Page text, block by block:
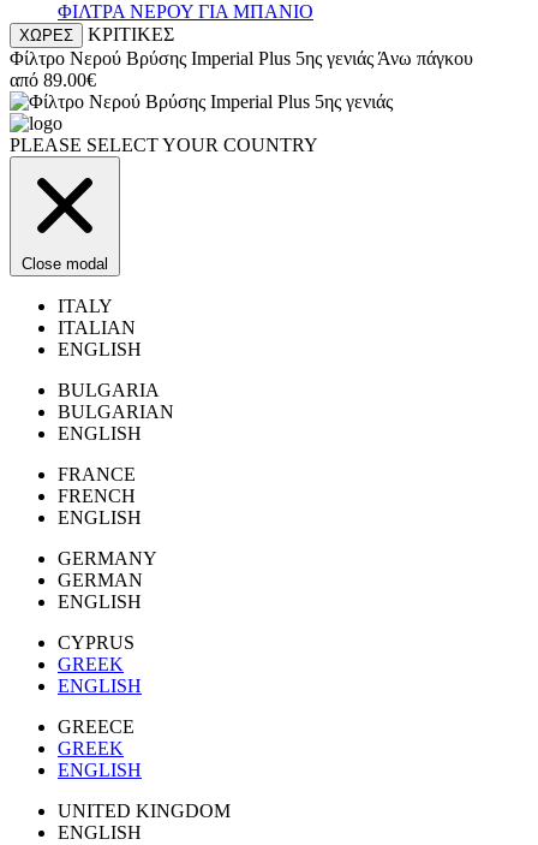
ΦΙΛΤΡΑ ΝΕΡΟΥ ΓΙΑ ΜΠΑΝΙΟ
ΧΩΡΕΣ
ΚΡΙΤΙΚΕΣ
Φίλτρο Νερού Βρύσης Imperial Plus 5ης γενιάς Άνω πάγκου
από 89.00€
PLEASE SELECT YOUR COUNTRY
Close modal
ITALY
ITALIAN
ENGLISH
BULGARIA
BULGARIAN
ENGLISH
FRANCE
FRENCH
ENGLISH
GERMANY
GERMAN
ENGLISH
CYPRUS
GREEK
ENGLISH
GREECE
GREEK
ENGLISH
UNITED KINGDOM
ENGLISH